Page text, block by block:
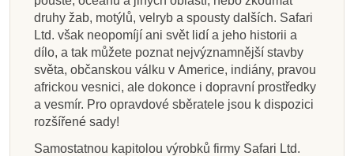
druhy žab, motýlů, velryb a spousty dalších. Safari
Ltd. však neopomíjí ani svět lidí a jeho historii a
dílo, a tak můžete poznat nejvýznamnější stavby
světa, občanskou válku v Americe, indiány, pravou
africkou vesnici, ale dokonce i dopravní prostředky
a vesmír. Pro opravdové sběratele jsou k dispozici
rozšířené sady!
Samostatnou kapitolou výrobků firmy Safari Ltd.